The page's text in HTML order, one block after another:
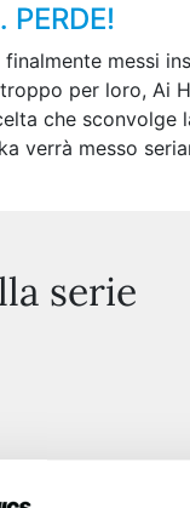
messi
per loro, Ai
che
verrà messo
serie